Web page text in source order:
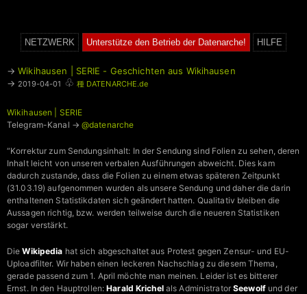
NETZWERK Unterstütze den Betrieb der Datenarche! HILFE
→Wikihausen | SERIE - Geschichten aus Wikihausen
→ 2019-04-01 ♧ 種 DATENARCHE.de
Wikihausen | SERIE
Telegram-Kanal → @datenarche
“Korrektur zum Sendungsinhalt: In der Sendung sind Folien zu sehen, deren
Inhalt leicht von unseren verbalen Ausführungen abweicht. Dies kam
dadurch zustande, dass die Folien zu einem etwas späteren Zeitpunkt
(31.03.19) aufgenommen wurden als unsere Sendung und daher die darin
enthaltenen Statistikdaten sich geändert hatten. Qualitativ bleiben die
Aussagen richtig, bzw. werden teilweise durch die neueren Statistiken
sogar verstärkt.
DieWikipedia hat sich abgeschaltet aus Protest gegen Zensur- und EU-
Uploadfilter. Wir haben einen leckeren Nachschlag zu diesem Thema,
gerade passend zum 1. April möchte man meinen. Leider ist es bitterer
Ernst. In den Hauptrollen:Harald Krichelals AdministratorSeewolfund der